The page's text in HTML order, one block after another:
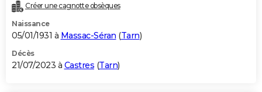
Créer une cagnotte obsèques
Naissance
05/01/1931 à Massac-Séran (Tarn)
Décès
21/07/2023 à Castres (Tarn)